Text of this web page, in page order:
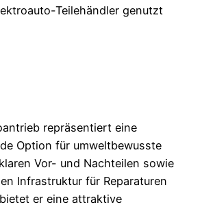
Teilehändler genutzt
repräsentiert eine
Option für umweltbewusste
Vor- und Nachteilen sowie
Infrastruktur für Reparaturen
er eine attraktive